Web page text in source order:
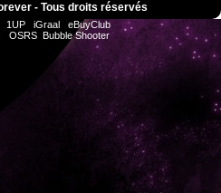
- Tous droits réservés
1UP iGraal
eBuyClub
OSRS Bubble Shooter